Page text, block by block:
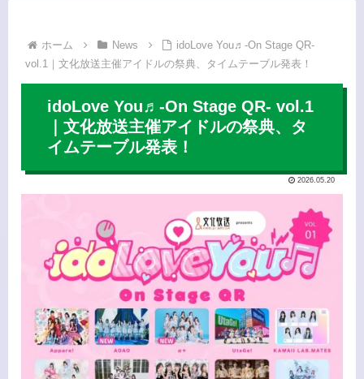
ホーム News
idoLove You♬-On Stage QR-
vol.1｜文化放送主催アイドルの祭典、タイムテーブル発表！
idoLove You♬-On Stage QR- vol.1
｜文化放送主催アイドルの祭典、タ
イムテーブル発表！
2026.05.20